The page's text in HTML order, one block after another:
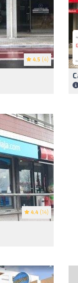
4.5 (4)
4.4 (14)